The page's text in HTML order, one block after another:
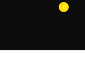
0